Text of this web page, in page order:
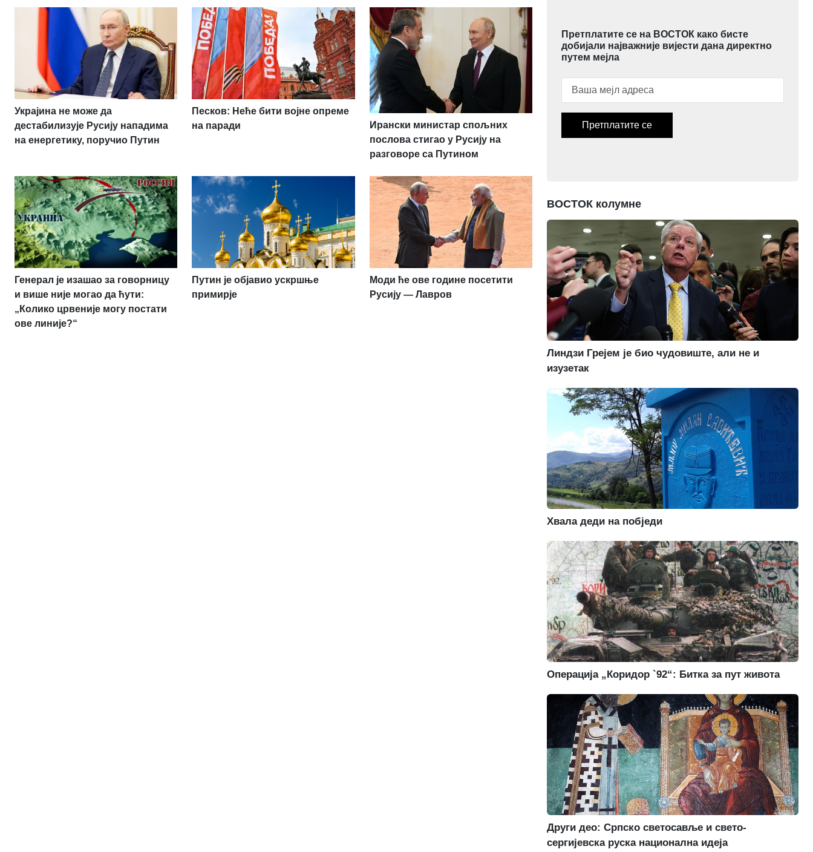
Украјина не може да
дестабилизује Русију нападима
на енергетику, поручио Путин
Песков: Неће бити војне опреме
на паради
Ирански министар спољних
послова стигао у Русију на
разговоре са Путином
Генерал је изашао за говорницу
и више није могао да ћути:
„Колико црвеније могу постати
ове линије?“
Путин је објавио ускршње
примирје
Моди ће ове године посетити
Русију — Лавров
Претплатите се на ВОСТОК како бисте
добијали најважније вијести дана директно
путем мејла
Претплатите се
ВОСТОК колумне
Линдзи Грејем је био чудовиште, али не и
изузетак
Хвала деди на побједи
Операција „Коридор `92“: Битка за пут живота
Други део: Српско светосавље и свето-
сергијевска руска национална идеја